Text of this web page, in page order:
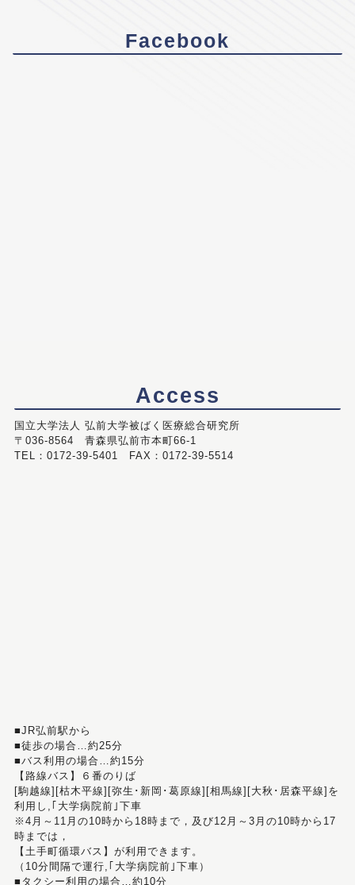
Facebook
Access
国立大学法人 弘前大学被ばく医療総合研究所
〒036-8564 青森県弘前市本町66-1
TEL：0172-39-5401 FAX：0172-39-5514
■JR弘前駅から
■徒歩の場合…約25分
■バス利用の場合…約15分
【路線バス】６番のりば
[駒越線][枯木平線][弥生･新岡･葛原線][相馬線][大秋･居森平線]を
利用し,｢大学病院前｣下車
※4月～11月の10時から18時まで，及び12月～3月の10時から17
時までは，
【土手町循環バス】が利用できます。
（10分間隔で運行,｢大学病院前｣下車）
■タクシー利用の場合…約10分